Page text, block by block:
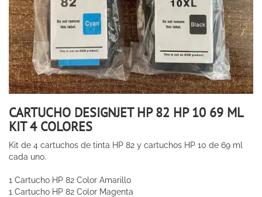
CARTUCHO DESIGNJET HP 82 HP 10 69 ML
KIT 4 COLORES
Kit de 4 cartuchos de tinta HP 82 y cartuchos HP 10 de 69 ml
cada uno.
1 Cartucho HP 82 Color Amarillo
1 Cartucho HP 82 Color Magenta